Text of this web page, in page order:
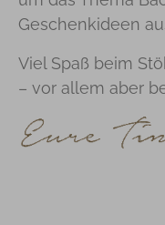
Geschenkideen
Viel Spaß beim
– vor allem aber